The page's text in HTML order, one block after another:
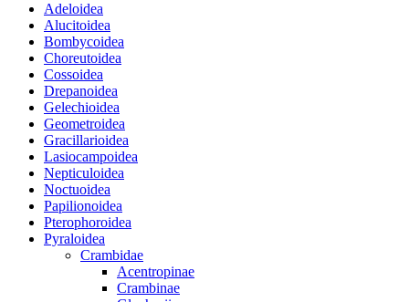
Adeloidea
Alucitoidea
Bombycoidea
Choreutoidea
Cossoidea
Drepanoidea
Gelechioidea
Geometroidea
Gracillarioidea
Lasiocampoidea
Nepticuloidea
Noctuoidea
Papilionoidea
Pterophoroidea
Pyraloidea
Crambidae
Acentropinae
Crambinae